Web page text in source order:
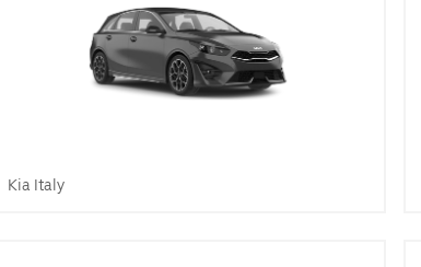
Kia Italy